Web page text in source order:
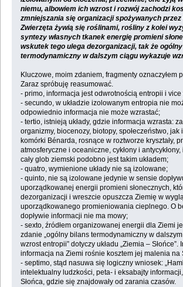
niemu, albowiem ich wzrost i rozwój zachodzi
zmniejszania się organizacji spożywanych
Zwierzęta żywią się roślinami, rośliny z kolei
syntezy własnych tkanek energię promieni
wskutek tego ulega dezorganizacji, tak że
termodynamiczny w dalszym ciągu wykazuje
Kluczowe, moim zdaniem, fragmenty oznaczyłem
Zaraz spróbuję reasumować.
- primo, informacja jest odwrotnością entropii i vice
- secundo, w układzie izolowanym entropia nie
odpowiednio informacja nie może wzrastać;
- tertio, istnieją układy, gdzie informacja wzrasta:
organizmy, biocenozy, biotopy, społeczeństwo, jak
komórki Bénarda, rosnące w roztworze kryształy,
atmosferyczne i oceaniczne, cykłony i
cały glob ziemski podobno jest takim układem;
- quatro, wymienione układy nie są izolowane;
- quinto, nie są izolowane jedynie w sensie
uporządkowanej energii promieni słonecznych,
dezorganizacji i wreszcie opuszcza Ziemię w
uporządkowanego promieniowania cieplnego. O
dopływie informacji nie ma mowy;
- sexto, źródłem organizowanej energii dla Ziemi
zdanie „ogólny bilans termodynamiczny w
wzrost entropii” dotyczy układu „Ziemia – Słońce”.
informacja na Ziemi rośnie kosztem jej malenia na
- septimo, stąd nasuwa się logiczny wniosek:
intelektualny ludzkości, peta- i eksabajty
Słońca, gdzie się znajdowały od zarania czasów.